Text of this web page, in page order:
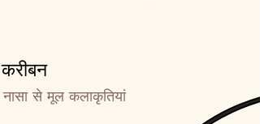
करीबन
नासा से मूल कलाकृतियां